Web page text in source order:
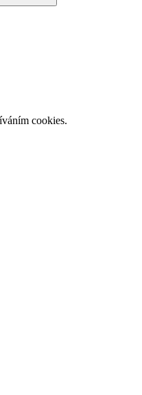
cookies.